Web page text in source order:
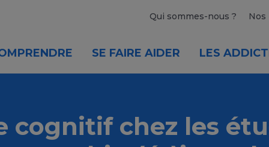
Qui sommes-nous ? Nos
SE FAIRE AIDER LES
cognitif chez les